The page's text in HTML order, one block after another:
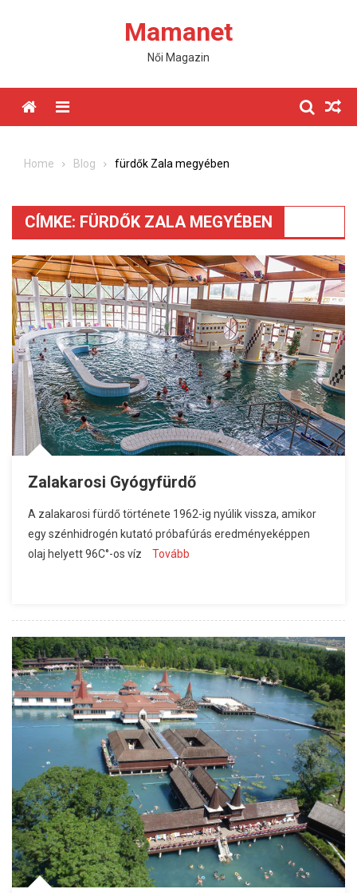
Mamanet
Női Magazin
Menu
Home Blog fürdők Zala megyében
CÍMKE: FÜRDŐK ZALA MEGYÉBEN
Zalakarosi Gyógyfürdő
A zalakarosi fürdő története 1962-ig nyúlik vissza, amikor
egy szénhidrogén kutató próbafúrás eredményeképpen
olaj helyett 96C°-os víz
Tovább